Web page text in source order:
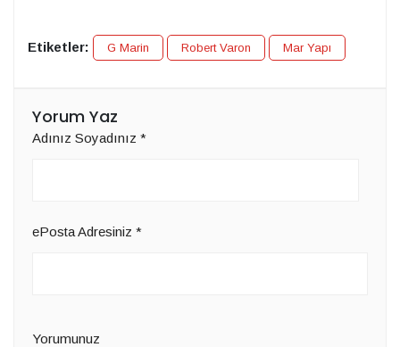
Etiketler: G Marin Robert Varon Mar Yapı
Yorum Yaz
Adınız Soyadınız *
ePosta Adresiniz *
Yorumunuz